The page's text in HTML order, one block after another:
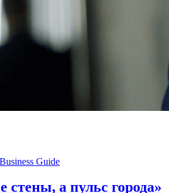
Guide
стены, а пульс города»